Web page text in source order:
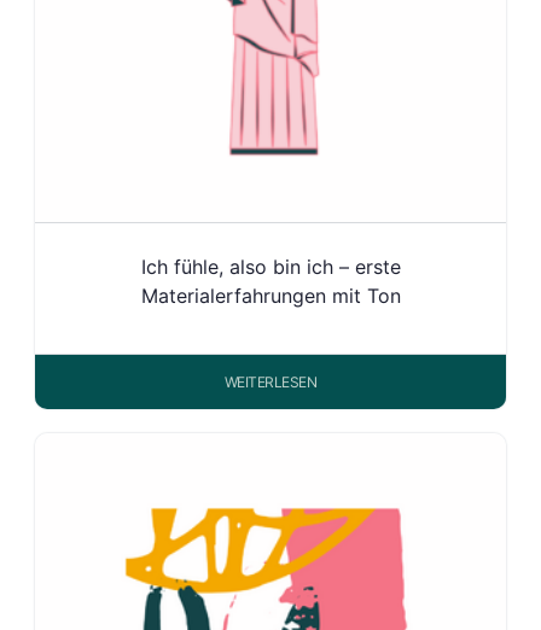
Ich fühle, also bin ich – erste
Materialerfahrungen mit Ton
WEITERLESEN